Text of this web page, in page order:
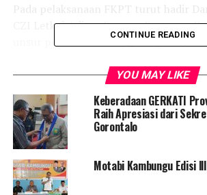
Pada pelaksanaan FKPT turut hadir
CZI Letkol Adityo Bangun Pratomo,
unsur pejabat vertikal, guru-guru
Suleman menyampaikan dalam sesi
beberapa hal yang menjadi
dalam hal ini pihak sekolah, bahwa
semangat nasionalisme para anak didik
sehingga hal ini ditakutkan akan
radikalisme dan terorisme
tersebut.
CONTINUE READING
YOU MAY LIKE
Keberadaan GERKATI
Raih Apresiasi dari
Gorontalo
Motabi Kambungu Edisi